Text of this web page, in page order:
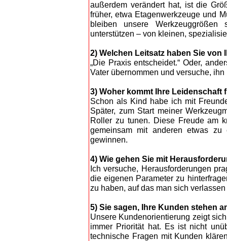
außerdem verändert hat, ist die
früher, etwa Etagenwerkzeuge und
bleiben unsere
unterstützen – von kleinen,
2) Welchen Leitsatz haben Sie von
„Die Praxis entscheidet.“ Oder,
Vater übernommen und versuche,
3) Woher kommt Ihre
Schon als Kind habe ich mit
Später, zum Start meiner
Roller zu tunen. Diese Freude am
gemeinsam mit anderen etwas
gewinnen.
4) Wie gehen Sie mit
Ich versuche, Herausforderungen
die eigenen Parameter zu
zu haben, auf das man sich
5) Sie sagen, Ihre Kunden stehen
Unsere Kundenorientierung zeigt
immer Priorität hat. Es ist nicht
technische Fragen mit Kunden